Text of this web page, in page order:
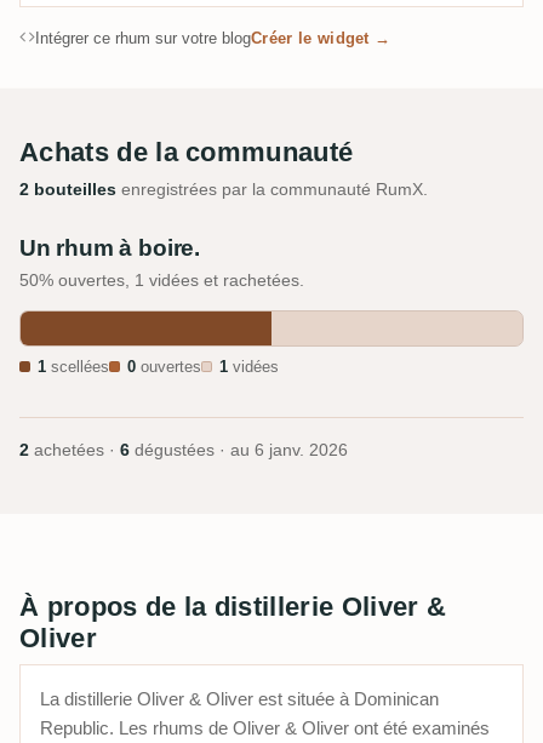
Intégrer ce rhum sur votre blogCréer le widget →
Achats de la communauté
2 bouteilles enregistrées par la communauté RumX.
Un rhum à boire.
50% ouvertes, 1 vidées et rachetées.
1 scellées 0 ouvertes 1 vidées
2 achetées · 6 dégustées · au 6 janv. 2026
À propos de la distillerie Oliver &
Oliver
La distillerie Oliver & Oliver est située à Dominican
Republic. Les rhums de Oliver & Oliver ont été examinés